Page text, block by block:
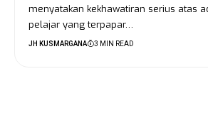
menyatakan kekhawatiran serius atas
pelajar yang terpapar…
JH KUSMARGANA 3 MIN READ